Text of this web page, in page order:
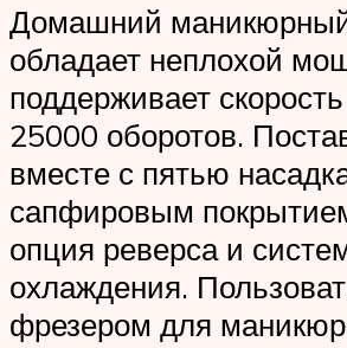
Домашний
обладает неплохой
поддерживает
25000 оборотов.
вместе с пятью
сапфировым
опция реверса и
охлаждения.
фрезером для